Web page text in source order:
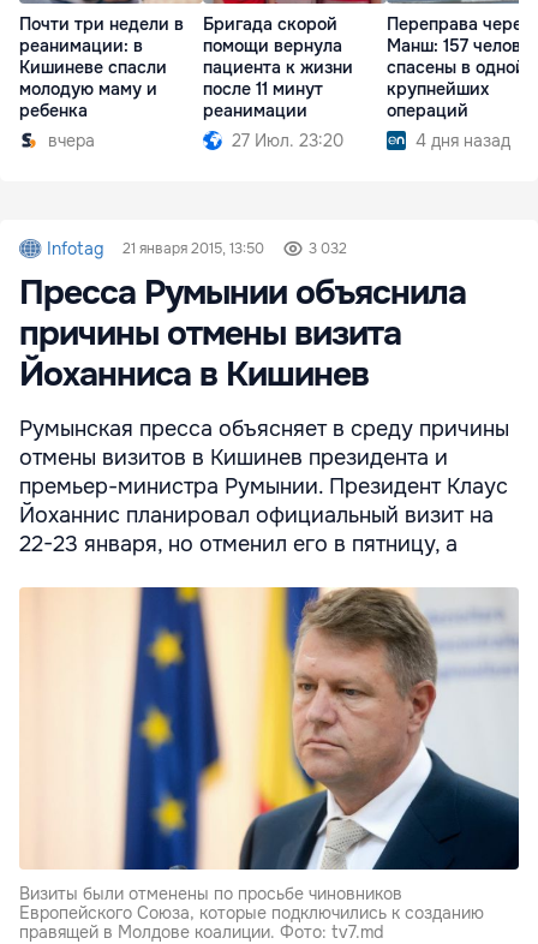
Почти три недели в
реанимации: в
Кишиневе спасли
молодую маму и
ребенка
вчера
Бригада скорой
помощи вернула
пациента к жизни
после 11 минут
реанимации
27 Июл. 23:20
Переправа через
Манш: 157
спасены в одной
крупнейших
операций
4 дня назад
Infotag 21 января 2015, 13:50 3 032
Пресса Румынии объяснила
причины отмены визита
Йоханниса в Кишинев
Румынская пресса объясняет в среду причины
отмены визитов в Кишинев президента и
премьер-министра Румынии. Президент Клаус
Йоханнис планировал официальный визит на
22-23 января, но отменил его в пятницу, а
Визиты были отменены по просьбе чиновников
Европейского Союза, которые подключились к созданию
правящей в Молдове коалиции. Фото: tv7.md